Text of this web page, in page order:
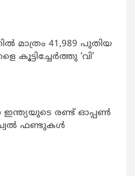
മാത്രം 41,989 പുതിയ
കൂട്ടിച്ചേർത്തു ‘വി’
രണ്ട് ഓപ്പണ്‍
ഫണ്ടുകള്‍